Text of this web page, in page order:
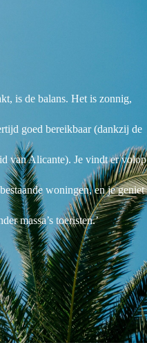
is de balans. Het is zonnig,
goed bereikbaar (dankzij de
van Alicante). Je vindt er volop
woningen, en je geniet
massa’s toeristen.’